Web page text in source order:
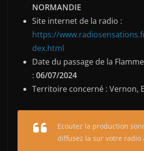
NORMANDIE
Site internet de la radio :
https://
dex.html
Date du passage de la
: 06/07/2024
Territoire concerné : Vernon,
Ecoutez la production
diffusez la sur votre radio